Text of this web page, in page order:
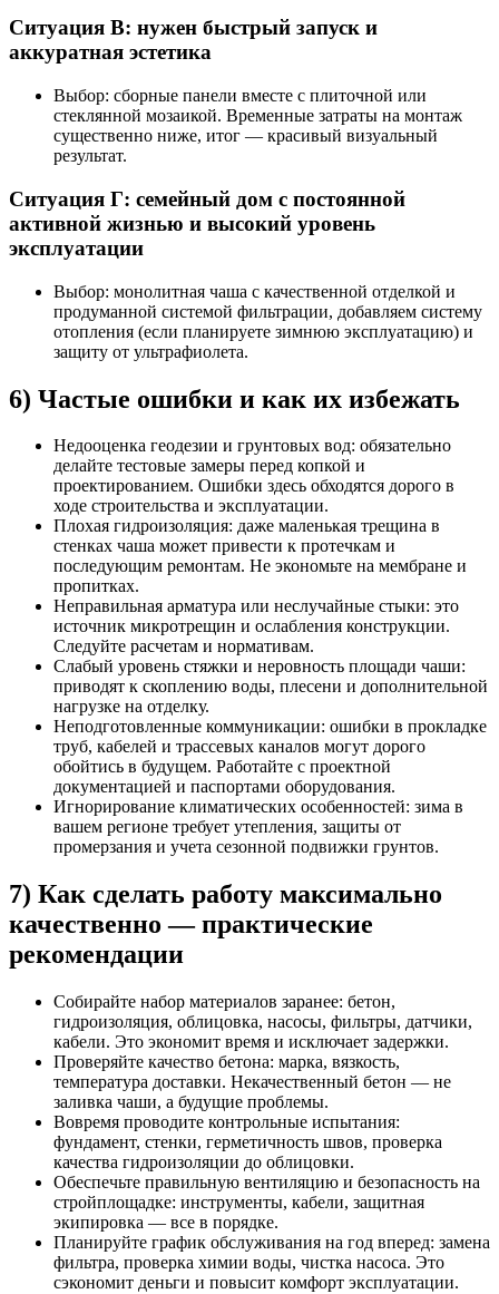
Ситуация В: нужен быстрый запуск и
аккуратная эстетика
Выбор: сборные панели вместе с плиточной или
стеклянной мозаикой. Временные затраты на монтаж
существенно ниже, итог — красивый визуальный
результат.
Ситуация Г: семейный дом с постоянной
активной жизнью и высокий уровень
эксплуатации
Выбор: монолитная чаша с качественной отделкой и
продуманной системой фильтрации, добавляем систему
отопления (если планируете зимнюю эксплуатацию) и
защиту от ультрафиолета.
6) Частые ошибки и как их избежать
Недооценка геодезии и грунтовых вод: обязательно
делайте тестовые замеры перед копкой и
проектированием. Ошибки здесь обходятся дорого в
ходе строительства и эксплуатации.
Плохая гидроизоляция: даже маленькая трещина в
стенках чаша может привести к протечкам и
последующим ремонтам. Не экономьте на мембране и
пропитках.
Неправильная арматура или неслучайные стыки: это
источник микротрещин и ослабления конструкции.
Следуйте расчетам и нормативам.
Слабый уровень стяжки и неровность площади чаши:
приводят к скоплению воды, плесени и дополнительной
нагрузке на отделку.
Неподготовленные коммуникации: ошибки в прокладке
труб, кабелей и трассевых каналов могут дорого
обойтись в будущем. Работайте с проектной
документацией и паспортами оборудования.
Игнорирование климатических особенностей: зима в
вашем регионе требует утепления, защиты от
промерзания и учета сезонной подвижки грунтов.
7) Как сделать работу максимально
качественно — практические
рекомендации
Собирайте набор материалов заранее: бетон,
гидроизоляция, облицовка, насосы, фильтры, датчики,
кабели. Это экономит время и исключает задержки.
Проверяйте качество бетона: марка, вязкость,
температура доставки. Некачественный бетон — не
заливка чаши, а будущие проблемы.
Вовремя проводите контрольные испытания:
фундамент, стенки, герметичность швов, проверка
качества гидроизоляции до облицовки.
Обеспечьте правильную вентиляцию и безопасность на
стройплощадке: инструменты, кабели, защитная
экипировка — все в порядке.
Планируйте график обслуживания на год вперед: замена
фильтра, проверка химии воды, чистка насоса. Это
сэкономит деньги и повысит комфорт эксплуатации.